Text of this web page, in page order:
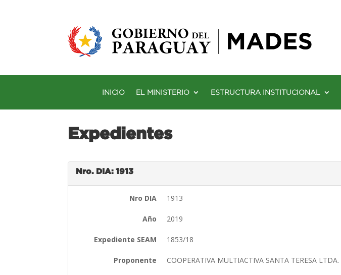
INICIO EL MINISTERIO ESTRUCTURA INSTITUCIONAL
Expedientes
Nro. DIA: 1913
Nro DIA 1913
Año 2019
Expediente SEAM 1853/18
Proponente COOPERATIVA MULTIACTIVA SANTA TERESA LTDA.